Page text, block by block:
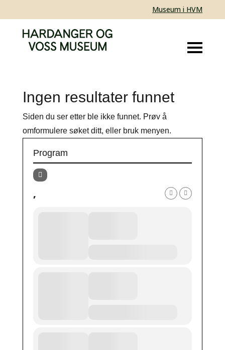
Museum i HVM
Ingen resultater funnet
Siden du ser etter ble ikke funnet. Prøv å
omformulere søket ditt, eller bruk menyen.
Program
,